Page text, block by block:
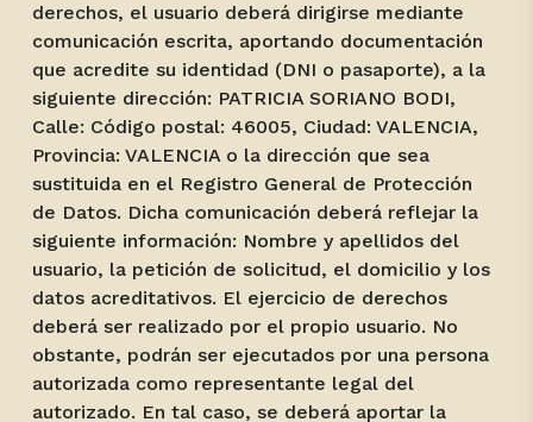
derechos, el usuario deberá dirigirse mediante
comunicación escrita, aportando documentación
que acredite su identidad (DNI o pasaporte), a la
siguiente dirección: PATRICIA SORIANO BODI,
Calle: Código postal: 46005, Ciudad: VALENCIA,
Provincia: VALENCIA o la dirección que sea
sustituida en el Registro General de Protección
de Datos. Dicha comunicación deberá reflejar la
siguiente información: Nombre y apellidos del
usuario, la petición de solicitud, el domicilio y los
datos acreditativos. El ejercicio de derechos
deberá ser realizado por el propio usuario. No
obstante, podrán ser ejecutados por una persona
autorizada como representante legal del
autorizado. En tal caso, se deberá aportar la